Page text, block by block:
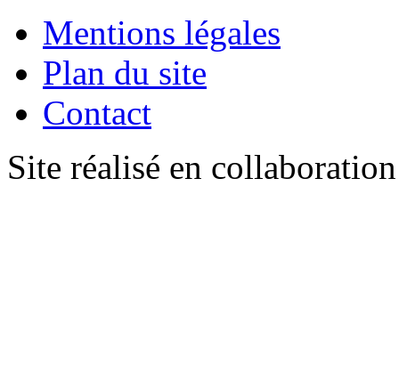
Mentions légales
Plan du site
Contact
Site réalisé en